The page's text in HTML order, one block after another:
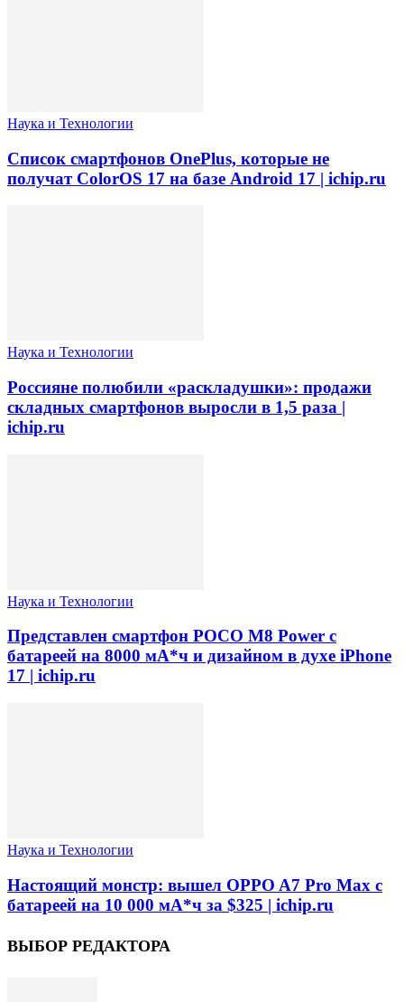
Наука и Технологии
Список смартфонов OnePlus, которые не
получат ColorOS 17 на базе Android 17 | ichip.ru
Наука и Технологии
Россияне полюбили «раскладушки»: продажи
складных смартфонов выросли в 1,5 раза |
ichip.ru
Наука и Технологии
Представлен смартфон POCO M8 Power с
батареей на 8000 мА*ч и дизайном в духе iPhone
17 | ichip.ru
Наука и Технологии
Настоящий монстр: вышел OPPO A7 Pro Max с
батареей на 10 000 мА*ч за $325 | ichip.ru
ВЫБОР РЕДАКТОРА